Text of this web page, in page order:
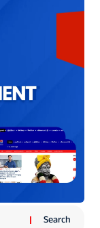
Search